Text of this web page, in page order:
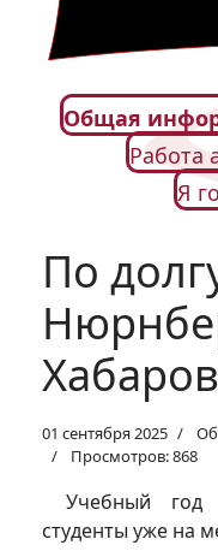
Общая
Работа
Я
По
01 сентября 2025
Просмотров: 868
Учебный
студенты уже на